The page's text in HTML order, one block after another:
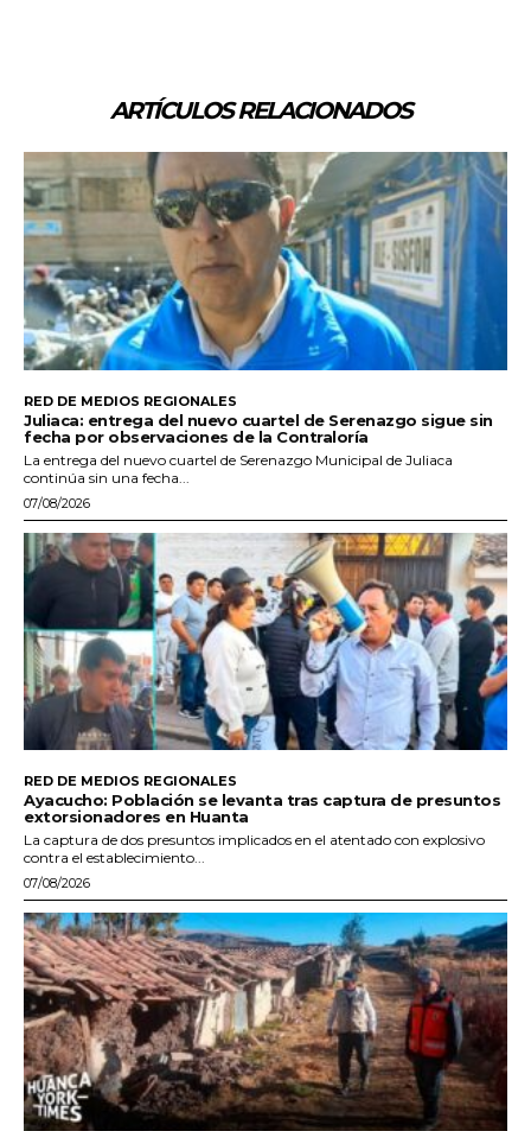
ARTÍCULOS RELACIONADOS
RED DE MEDIOS REGIONALES
Juliaca: entrega del nuevo cuartel de Serenazgo sigue sin
fecha por observaciones de la Contraloría
La entrega del nuevo cuartel de Serenazgo Municipal de Juliaca
continúa sin una fecha...
07/08/2026
RED DE MEDIOS REGIONALES
Ayacucho: Población se levanta tras captura de presuntos
extorsionadores en Huanta
La captura de dos presuntos implicados en el atentado con explosivo
contra el establecimiento...
07/08/2026